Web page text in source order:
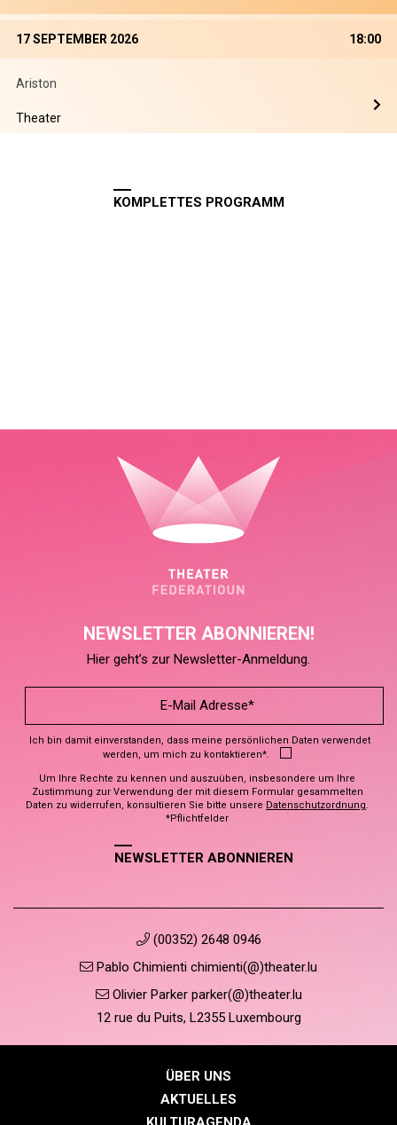
17 SEPTEMBER 2026 18:00
Ariston
Theater
KOMPLETTES PROGRAMM
NEWSLETTER ABONNIEREN!
Hier geht’s zur Newsletter-Anmeldung.
Ich bin damit einverstanden, dass meine persönlichen Daten verwendet
werden, um mich zu kontaktieren*.
Um Ihre Rechte zu kennen und auszuüben, insbesondere um Ihre
Zustimmung zur Verwendung der mit diesem Formular gesammelten
Daten zu widerrufen, konsultieren Sie bitte unsere Datenschutzordnung.
*Pflichtfelder
NEWSLETTER ABONNIEREN
(00352) 2648 0946
Pablo Chimienti chimienti(@)theater.lu
Olivier Parker parker(@)theater.lu
12 rue du Puits, L2355 Luxembourg
ÜBER UNS
AKTUELLES